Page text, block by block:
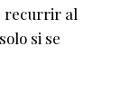
recurrir al
si se